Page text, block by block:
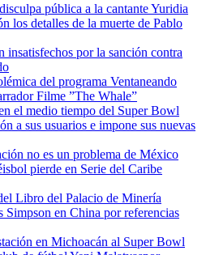
pública a la cantante Yuridia
los detalles de la muerte de Pablo
insatisfechos por la sanción contra
del programa Ventaneando
Filme ”The Whale”
el medio tiempo del Super Bowl
a sus usuarios e impone sus nuevas
no es un problema de México
pierde en Serie del Caribe
Libro del Palacio de Minería
Simpson en China por referencias
en Michoacán al Super Bowl